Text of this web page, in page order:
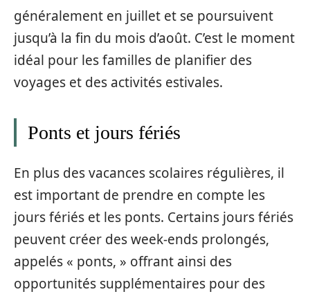
généralement en juillet et se poursuivent
jusqu’à la fin du mois d’août. C’est le moment
idéal pour les familles de planifier des
voyages et des activités estivales.
Ponts et jours fériés
En plus des vacances scolaires régulières, il
est important de prendre en compte les
jours fériés et les ponts. Certains jours fériés
peuvent créer des week-ends prolongés,
appelés « ponts, » offrant ainsi des
opportunités supplémentaires pour des